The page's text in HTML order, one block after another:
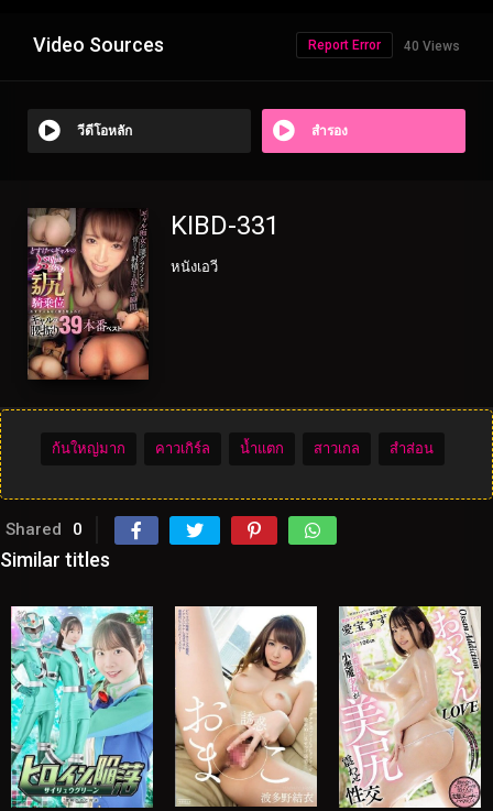
Video Sources 40 Views
Report Error
วีดีโอหลัก สำรอง
KIBD-331
หนังเอวี
ก้นใหญ่มาก คาวเกิร์ล น้ำแตก สาวเกล สำส่อน
Shared 0
Similar titles